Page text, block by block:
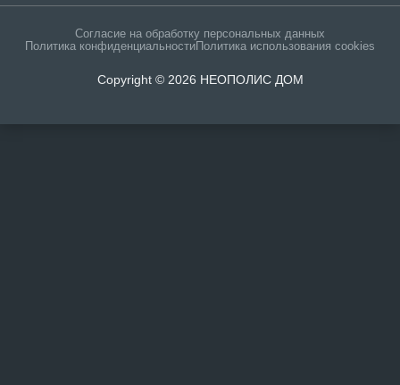
Согласие на обработку персональных данных
Политика конфиденциальностиПолитика использования cookies
Copyright © 2026 НЕОПОЛИС ДОМ